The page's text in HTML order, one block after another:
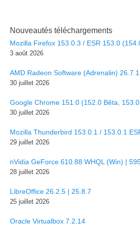
Nouveautés téléchargements
Mozilla Firefox 153.0.3 / ESR 153.0
3 août 2026
AMD Radeon Software (Adrenalin) 26.7.1
30 juillet 2026
Google Chrome 151.0 (152.0 Bêta,
30 juillet 2026
Mozilla Thunderbird 153.0.1 / 153.0.1
29 juillet 2026
nVidia GeForce 610.88 WHQL (Win) |
28 juillet 2026
LibreOffice 26.2.5 | 25.8.7
25 juillet 2026
Oracle Virtualbox 7.2.14